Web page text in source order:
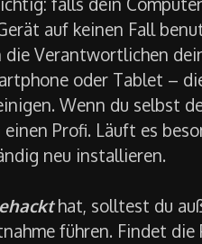
auf keinen Fall
die Verantwortlichen
oder Tablet –
Wenn du selbst
Profi. Läuft es
neu installieren.
hat, solltest du
führen. Findet